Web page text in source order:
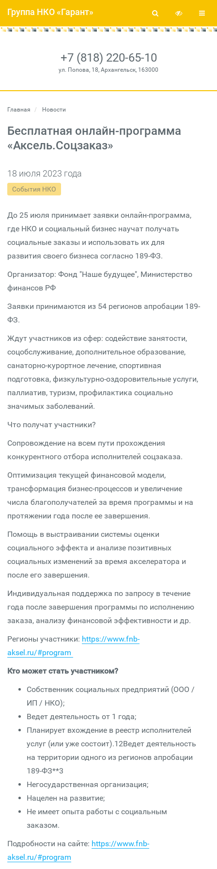
+7 (818) 220-65-10
ул. Попова, 18, Архангельск, 163000
Группа НКО «Гарант»
Главная Новости
Бесплатная онлайн-программа
«Аксель.Соцзаказ»
18 июля 2023 года
События НКО
До 25 июля принимает заявки онлайн-программа,
где НКО и социальный бизнес научат получать
социальные заказы и использовать их для
развития своего бизнеса согласно 189-ФЗ.
Организатор: Фонд "Наше будущее", Министерство
финансов РФ
Заявки принимаются из 54 регионов апробации 189-
ФЗ.
Ждут участников из сфер: содействие занятости,
соцобслуживание, дополнительное образование,
санаторно-курортное лечение, спортивная
подготовка, физкультурно-оздоровительные услуги,
паллиатив, туризм, профилактика социально
значимых заболеваний.
Что получат участники?
Сопровождение на всем пути прохождения
конкурентного отбора исполнителей соцзаказа.
Оптимизация текущей финансовой модели,
трансформация бизнес-процессов и увеличение
числа благополучателей за время программы и на
протяжении года после ее завершения.
Помощь в выстраивании системы оценки
социального эффекта и анализе позитивных
социальных изменений за время акселератора и
после его завершения.
Индивидуальная поддержка по запросу в течение
года после завершения программы по исполнению
заказа, анализу финансовой эффективности и др.
Регионы участники: https://www.fnb-
aksel.ru/#program
Кто может стать участником?
Собственник социальных предприятий (ООО /
ИП / НКО​);
Ведет деятельность от 1 года;
Планирует вхождение в реестр исполнителей
услуг (или уже состоит).12Ведет деятельность
на территории одного из регионов апробации
189-ФЗ**3
Негосударственная организация​;
Нацелен на развитие;
Не имеет опыта работы с социальным
заказом.
Подробности на сайте: https://www.fnb-
aksel.ru/#program